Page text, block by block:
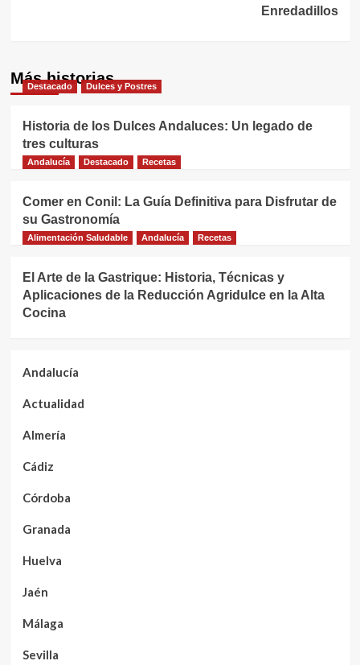
Enredadillos
Más historias
Destacado Dulces y Postres
Historia de los Dulces Andaluces: Un legado de
tres culturas
Andalucía Destacado Recetas
Comer en Conil: La Guía Definitiva para Disfrutar de
su Gastronomía
Alimentación Saludable Andalucía Recetas
El Arte de la Gastrique: Historia, Técnicas y
Aplicaciones de la Reducción Agridulce en la Alta
Cocina
Andalucía
Actualidad
Almería
Cádiz
Córdoba
Granada
Huelva
Jaén
Málaga
Sevilla